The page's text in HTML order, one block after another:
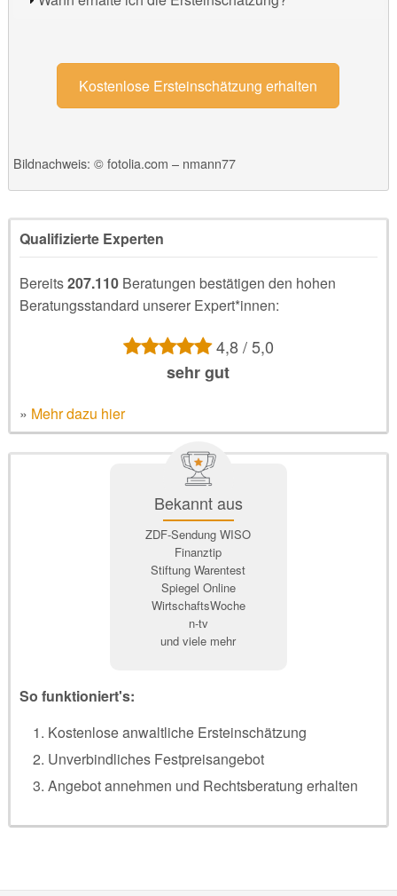
Kostenlose Ersteinschätzung erhalten
Bildnachweis: © fotolia.com – nmann77
Qualifizierte Experten
Bereits207.110Beratungen bestätigen den hohen
Beratungsstandard unserer Expert*innen:
4,8 / 5,0
sehr gut
» Mehr dazu hier
Bekannt aus
ZDF-Sendung WISO
Finanztip
Stiftung Warentest
Spiegel Online
WirtschaftsWoche
n-tv
und viele mehr
So funktioniert's:
Kostenlose anwaltliche Ersteinschätzung
Unverbindliches Festpreisangebot
Angebot annehmen und Rechtsberatung erhalten